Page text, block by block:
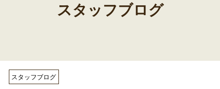
スタッフブログ
スタッフブログ